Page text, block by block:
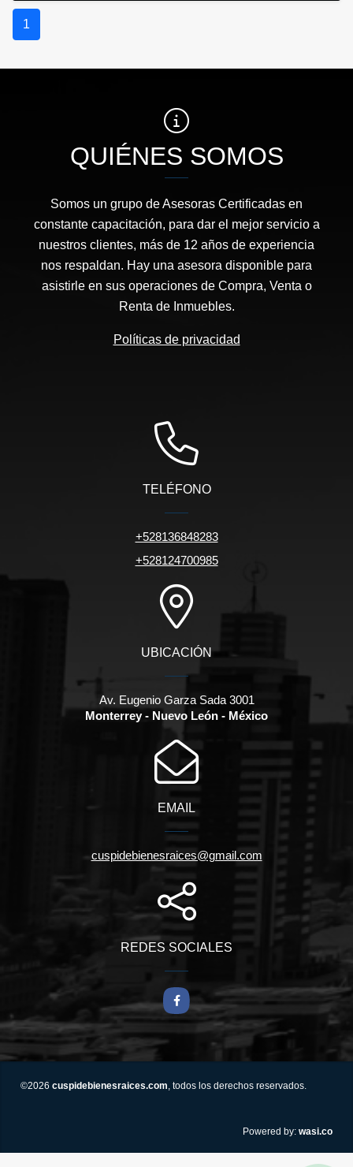
1
QUIÉNES SOMOS
Somos un grupo de Asesoras Certificadas en
constante capacitación, para dar el mejor servicio a
nuestros clientes, más de 12 años de experiencia
nos respaldan. Hay una asesora disponible para
asistirle en sus operaciones de Compra, Venta o
Renta de Inmuebles.
Políticas de privacidad
TELÉFONO
+528136848283
+528124700985
UBICACIÓN
Av. Eugenio Garza Sada 3001
Monterrey - Nuevo León - México
EMAIL
cuspidebienesraices@gmail.com
REDES SOCIALES
Facebook
©2026 cuspidebienesraices.com, todos los derechos reservados.
Powered by: wasi.co